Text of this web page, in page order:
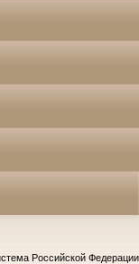
Российской